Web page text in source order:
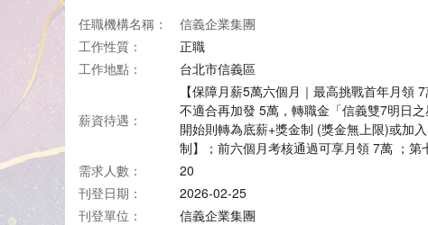
任職機構名稱：
信義企業集團
工作性質：
正職
工作地點：
台北市信義區
薪資待遇：
【保障月薪5萬六個月｜最高挑戰首年月
不適合再加發 5萬，轉職金「信義雙7明日
開始則轉為底薪+獎金制 (獎金無上限)或加
制】；前六個月考核通過可享月領 7萬 ；第
需求人數：
20
刊登日期：
2026-02-25
刊登單位：
信義企業集團